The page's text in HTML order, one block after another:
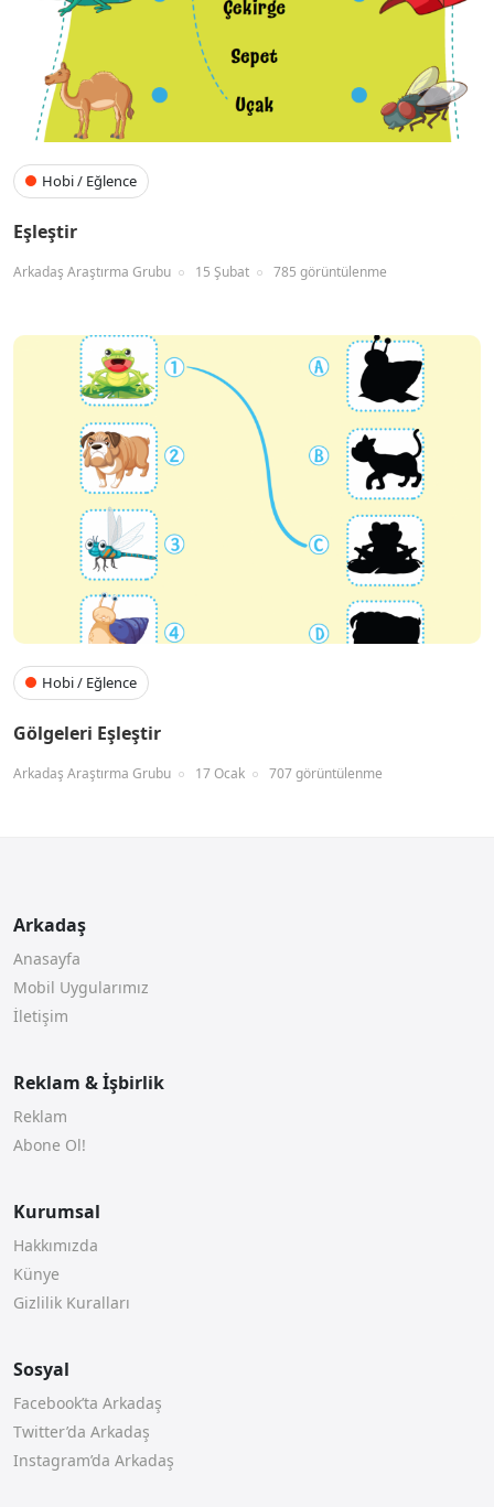
Hobi / Eğlence
Eşleştir
Arkadaş Araştırma Grubu 15 Şubat 785 görüntülenme
Hobi / Eğlence
Gölgeleri Eşleştir
Arkadaş Araştırma Grubu 17 Ocak 707 görüntülenme
Arkadaş
Anasayfa
Mobil Uygularımız
İletişim
Reklam & İşbirlik
Reklam
Abone Ol!
Kurumsal
Hakkımızda
Künye
Gizlilik Kuralları
Sosyal
Facebook’ta Arkadaş
Twitter’da Arkadaş
Instagram’da Arkadaş